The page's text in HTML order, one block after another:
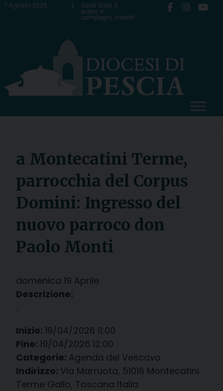
Skip
7 Agosto 2026 Santi Sisto II,
papa, e
compagni, martiri
a Montecatini Terme,
parrocchia del Corpus
Domini: Ingresso del
nuovo parroco don
Paolo Monti
domenica 19 Aprile
Descrizione:
.
Inizio: 19/04/2026 11:00
Fine: 19/04/2026 12:00
Categorie: Agenda del Vescovo
Indirizzo: Via Marruota, 51016 Montecatini
Terme Gallo, Toscana Italia